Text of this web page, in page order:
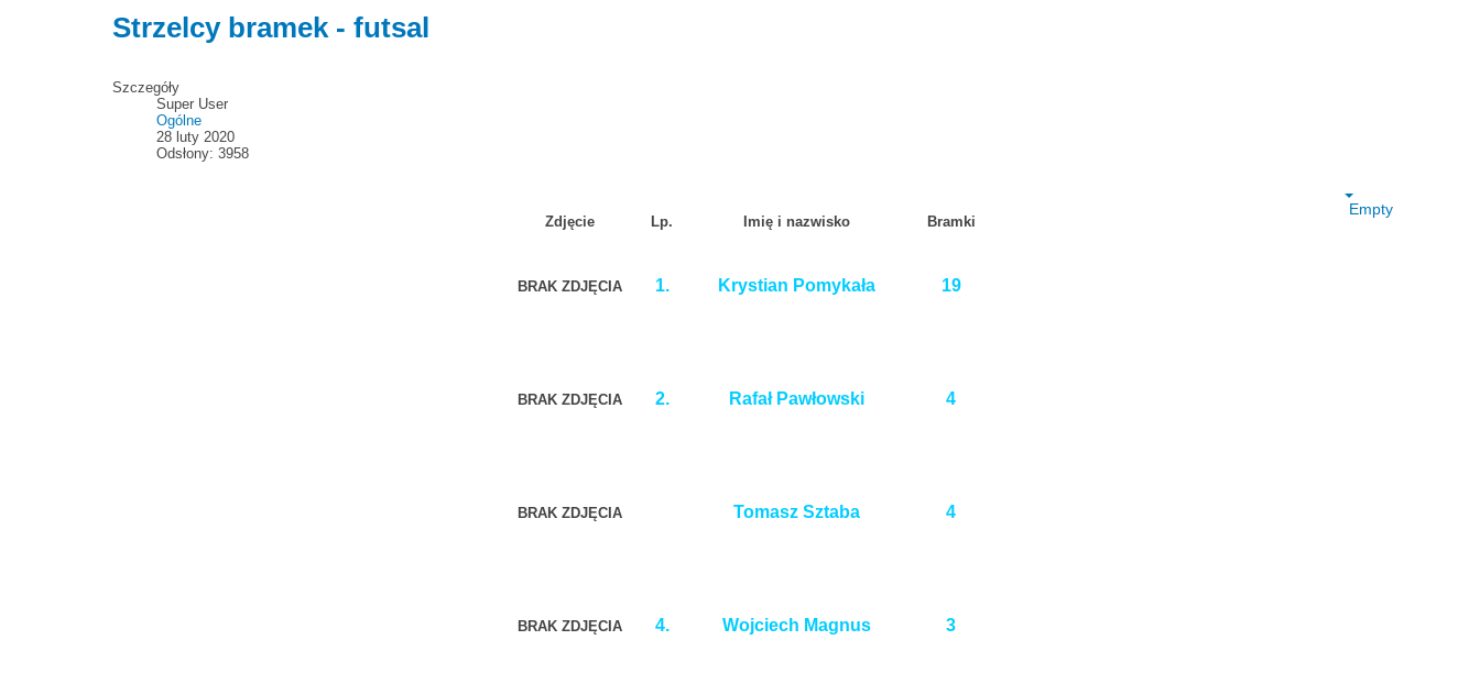
Strzelcy bramek - futsal
Szczegóły
Super User
Ogólne
28 luty 2020
Odsłony: 3958
Empty
Zdjęcie Lp. Imię i nazwisko Bramki
BRAK ZDJĘCIA 1. Krystian Pomykała 19
BRAK ZDJĘCIA 2. Rafał Pawłowski 4
BRAK ZDJĘCIA Tomasz Sztaba 4
BRAK ZDJĘCIA 4. Wojciech Magnus 3